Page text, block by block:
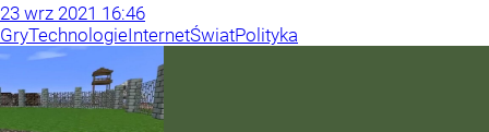
23 wrz 2021 16:46
GryTechnologieInternetŚwiatPolityka